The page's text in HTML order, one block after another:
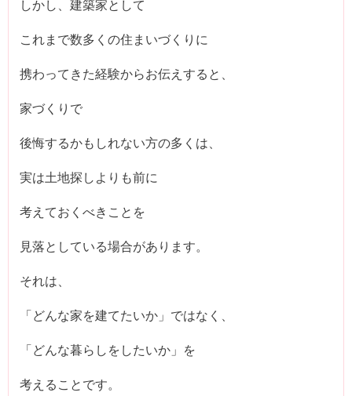
しかし、建築家として
これまで数多くの住まいづくりに
携わってきた経験からお伝えすると、
家づくりで
後悔するかもしれない方の多くは、
実は土地探しよりも前に
考えておくべきことを
見落としている場合があります。
それは、
「どんな家を建てたいか」ではなく、
「どんな暮らしをしたいか」を
考えることです。